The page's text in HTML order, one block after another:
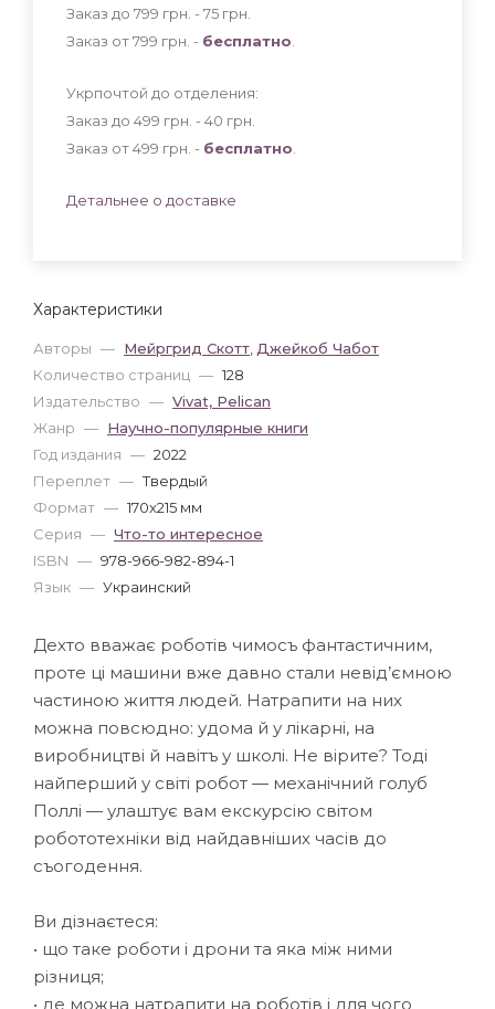
Характеристики
Авторы — Мейргрид Скотт Джейкоб Чабот
Количество страниц — 128
Издательство — Vivat, Pelican
Жанр — Научно-популярные книги
Год издания — 2022
Переплет — Твердый
Формат — 170x215 мм
Серия — Что-то интересное
ISBN — 978-966-982-894-1
Язык — Украинский
Заказ до 799 грн. - 75 грн
Заказ от 799 грн. - бесплатно
Укрпочтой до отделения:
Заказ до 499 грн. - 40 грн
Заказ от 499 грн. - бесплатно
Детальнее о доставке
Дехто вважає роботів чимосъ фантастичним,
проте ці машини вже давно стали невід’ємною
частиною життя людей. Натрапити на них
можна повсюдно: удома й у лікарні, на
виробництві й навітъ у школі. Не вірите? Тоді
найперший у світі робот — механічний голуб
Поллі — улаштує вам екскурсію світом
робототехніки від найдавніших часів до
съогодення.
Ви дізнаєтеся:
• що таке роботи і дрони та яка між ними
різниця;
• де можна натрапити на роботів і для чого